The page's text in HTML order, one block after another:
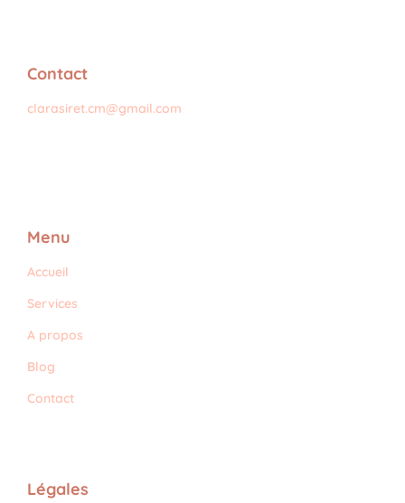
Contact
clarasiret.cm@gmail.com
Menu
Accueil
Services
A propos
Blog
Contact
Légales